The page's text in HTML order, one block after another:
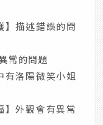
】描述錯誤的問
常的問題
有洛陽微笑小姐
外觀會有異常